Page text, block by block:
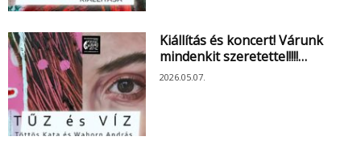
Kiállítás és koncert! Várunk
mindenkit szeretettel!!!!…
2026.05.07.